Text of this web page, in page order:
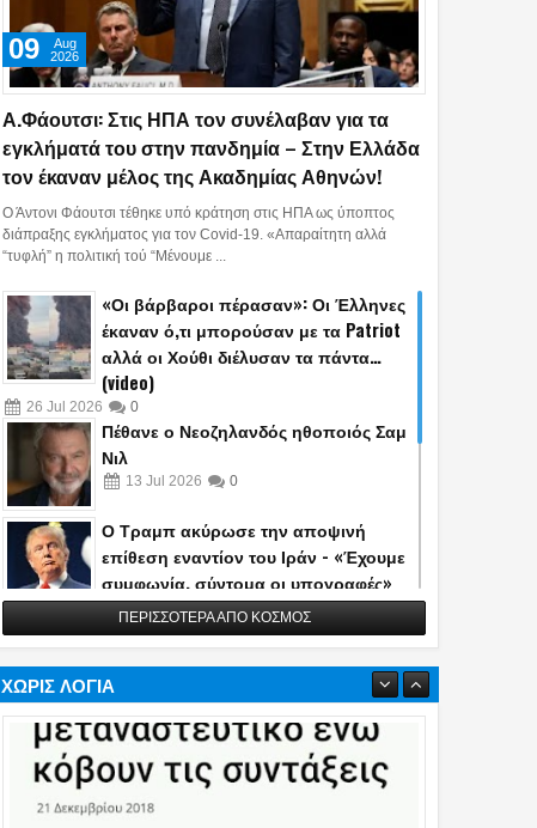
Α.Φάουτσι: Στις ΗΠΑ τον συνέλαβαν για τα
εγκλήματά του στην πανδημία – Στην Ελλάδα
τον έκαναν μέλος της Ακαδημίας Αθηνών!
09
Aug
2026
Ο Άντονι Φάουτσι τέθηκε υπό κράτηση στις ΗΠΑ ως ύποπτος
διάπραξης εγκλήματος για τον Covid-19. «Απαραίτητη αλλά
“τυφλή” η πολιτική τού “Mένουμε ...
«Οι βάρβαροι πέρασαν»: Οι Έλληνες
έκαναν ό,τι μπορούσαν με τα Patriot
αλλά οι Χούθι διέλυσαν τα πάντα…
(video)
26 Jul 2026 0
Πέθανε ο Νεοζηλανδός ηθοποιός Σαμ
Νιλ
13 Jul 2026 0
Ο Τραμπ ακύρωσε την αποψινή
επίθεση εναντίον του Ιράν - «Έχουμε
συμφωνία, σύντομα οι υπογραφές»
(photo)
11 Jun 2026 0
1.700 επιβάτες στο Μπορντό της
Γαλλίας: Ένας νεκρός από νοροϊό!
13 May 2026 0
Η Τουρκία αποκάλυψε την κατασκευή
του διηπειρωτικού πυραύλου
Yildirimhan ακτίνας δράσης 6.000 χλμ.!
ΠΕΡΙΣΣΟΤΕΡΑ ΑΠΟ ΚΟΣΜΟΣ
ΧΩΡΙΣ ΛΟΓΙΑ